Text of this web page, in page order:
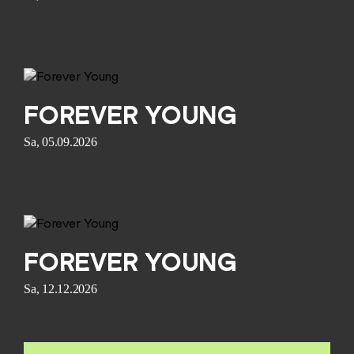
FOREVER YOUNG
Sa, 05.09.2026
FOREVER YOUNG
Sa, 12.12.2026